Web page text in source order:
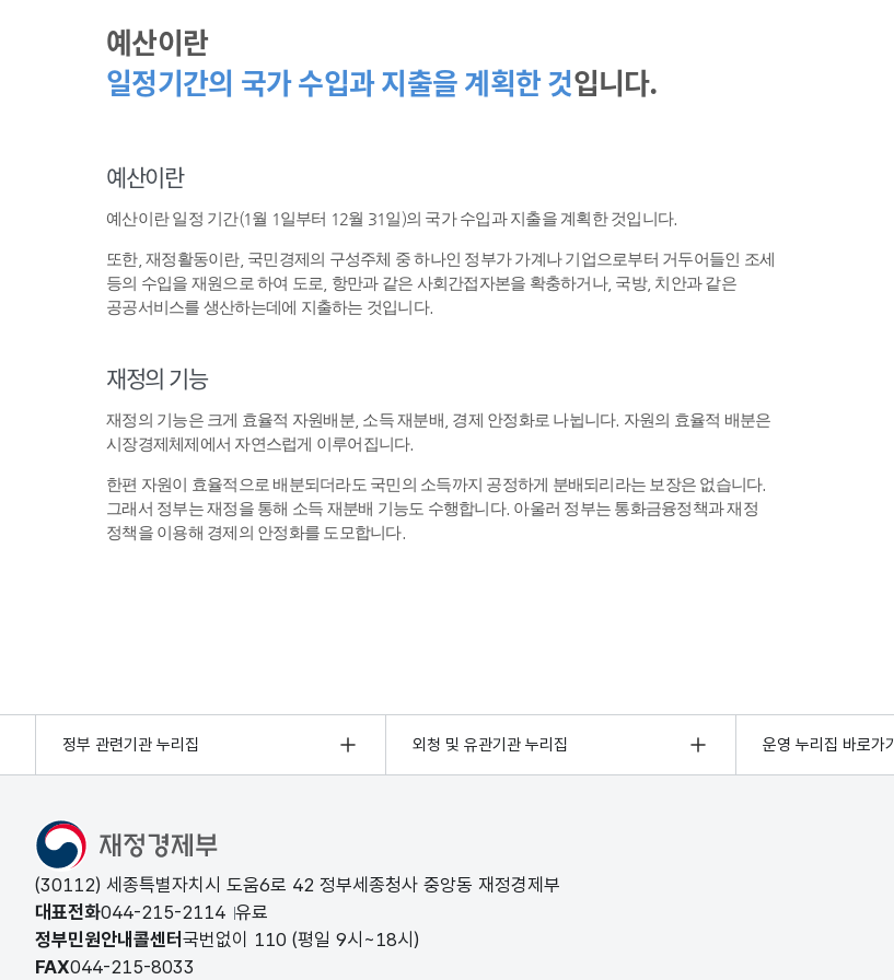
예산이란
일정기간의 국가 수입과 지출을 계획한 것입니다.
예산이란
예산이란 일정 기간(1월 1일부터 12월 31일)의 국가 수입과 지출을 계획한 것입니다.
또한, 재정활동이란, 국민경제의 구성주체 중 하나인 정부가 가계나 기업으로부터 거두어들인 조세
등의 수입을 재원으로 하여 도로, 항만과 같은 사회간접자본을 확충하거나, 국방, 치안과 같은
공공서비스를 생산하는데에 지출하는 것입니다.
재정의 기능
재정의 기능은 크게 효율적 자원배분, 소득 재분배, 경제 안정화로 나뉩니다. 자원의 효율적 배분은
시장경제체제에서 자연스럽게 이루어집니다.
한편 자원이 효율적으로 배분되더라도 국민의 소득까지 공정하게 분배되리라는 보장은 없습니다.
그래서 정부는 재정을 통해 소득 재분배 기능도 수행합니다. 아울러 정부는 통화금융정책과 재정
정책을 이용해 경제의 안정화를 도모합니다.
정부 관련기관 누리집 외청 및 유관기관 누리집 운영 누리집 바로가기
(30112) 세종특별자치시 도움6로 42 정부세종청사 중앙동 재정경제부
대표전화044-215-2114 유료
정부민원안내콜센터 국번없이 110 (평일 9시~18시)
FAX044-215-8033